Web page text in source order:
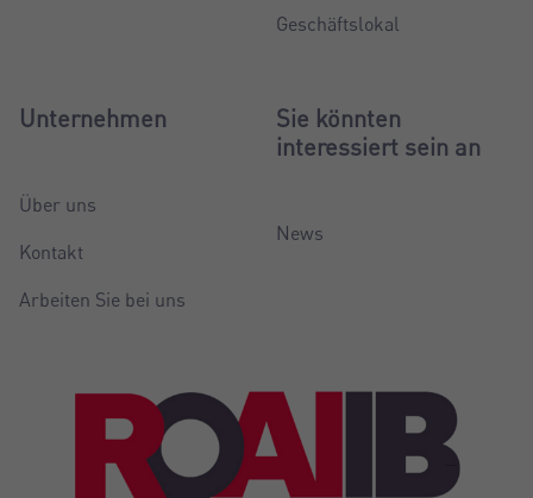
Geschäftslokal
Unternehmen
Über uns
Kontakt
Arbeiten Sie bei uns
Sie könnten
interessiert sein an
News